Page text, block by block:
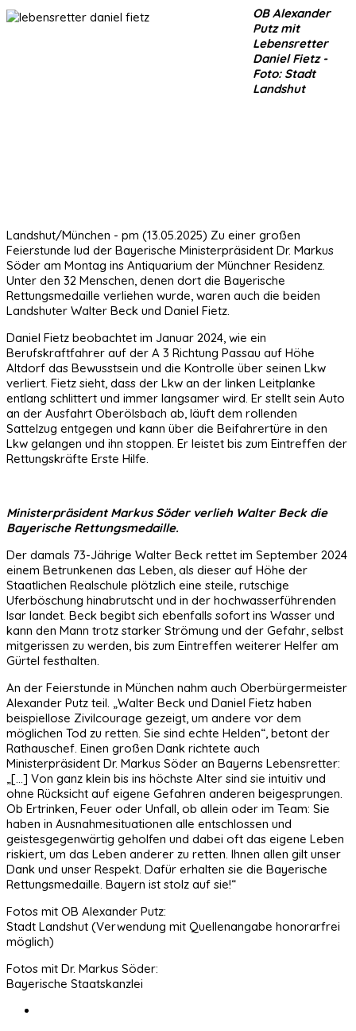
OB Alexander
Putz mit
Lebensretter
Daniel Fietz -
Foto: Stadt
Landshut
Landshut/München - pm (13.05.2025) Zu einer großen
Feierstunde lud der Bayerische Ministerpräsident Dr. Markus
Söder am Montag ins Antiquarium der Münchner Residenz.
Unter den 32 Menschen, denen dort die Bayerische
Rettungsmedaille verliehen wurde, waren auch die beiden
Landshuter Walter Beck und Daniel Fietz.
Daniel Fietz beobachtet im Januar 2024, wie ein
Berufskraftfahrer auf der A 3 Richtung Passau auf Höhe
Altdorf das Bewusstsein und die Kontrolle über seinen Lkw
verliert. Fietz sieht, dass der Lkw an der linken Leitplanke
entlang schlittert und immer langsamer wird. Er stellt sein Auto
an der Ausfahrt Oberölsbach ab, läuft dem rollenden
Sattelzug entgegen und kann über die Beifahrertüre in den
Lkw gelangen und ihn stoppen. Er leistet bis zum Eintreffen der
Rettungskräfte Erste Hilfe.
Ministerpräsident Markus Söder verlieh Walter Beck die
Bayerische Rettungsmedaille.
Der damals 73-Jährige Walter Beck rettet im September 2024
einem Betrunkenen das Leben, als dieser auf Höhe der
Staatlichen Realschule plötzlich eine steile, rutschige
Uferböschung hinabrutscht und in der hochwasserführenden
Isar landet. Beck begibt sich ebenfalls sofort ins Wasser und
kann den Mann trotz starker Strömung und der Gefahr, selbst
mitgerissen zu werden, bis zum Eintreffen weiterer Helfer am
Gürtel festhalten.
An der Feierstunde in München nahm auch Oberbürgermeister
Alexander Putz teil. „Walter Beck und Daniel Fietz haben
beispiellose Zivilcourage gezeigt, um andere vor dem
möglichen Tod zu retten. Sie sind echte Helden“, betont der
Rathauschef. Einen großen Dank richtete auch
Ministerpräsident Dr. Markus Söder an Bayerns Lebensretter:
„[…] Von ganz klein bis ins höchste Alter sind sie intuitiv und
ohne Rücksicht auf eigene Gefahren anderen beigesprungen.
Ob Ertrinken, Feuer oder Unfall, ob allein oder im Team: Sie
haben in Ausnahmesituationen alle entschlossen und
geistesgegenwärtig geholfen und dabei oft das eigene Leben
riskiert, um das Leben anderer zu retten. Ihnen allen gilt unser
Dank und unser Respekt. Dafür erhalten sie die Bayerische
Rettungsmedaille. Bayern ist stolz auf sie!“
Fotos mit OB Alexander Putz:
Stadt Landshut (Verwendung mit Quellenangabe honorarfrei
möglich)
Fotos mit Dr. Markus Söder:
Bayerische Staatskanzlei